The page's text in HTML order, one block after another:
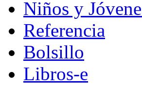
Niños y
Referencia
Bolsillo
Libros-e